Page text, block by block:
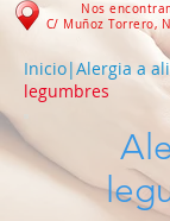
Nos
C/ Muñoz Torrero,
Inicio|Alergia a
legumbres